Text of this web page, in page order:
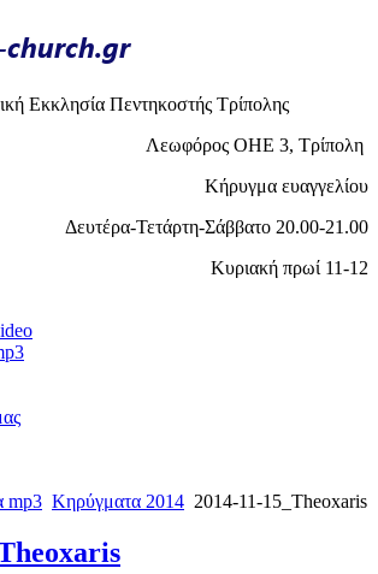
Εκκλησία Πεντηκοστής Τρίπολης
Λεωφόρος ΟΗΕ 3, Τρίπολη
Κήρυγμα ευαγγελίου
Δευτέρα-Τετάρτη-Σάββατο 20.00-21.00
Κυριακή πρωί 11-12
mp3 Κηρύγματα 2014 2014-11-15_Theoxaris